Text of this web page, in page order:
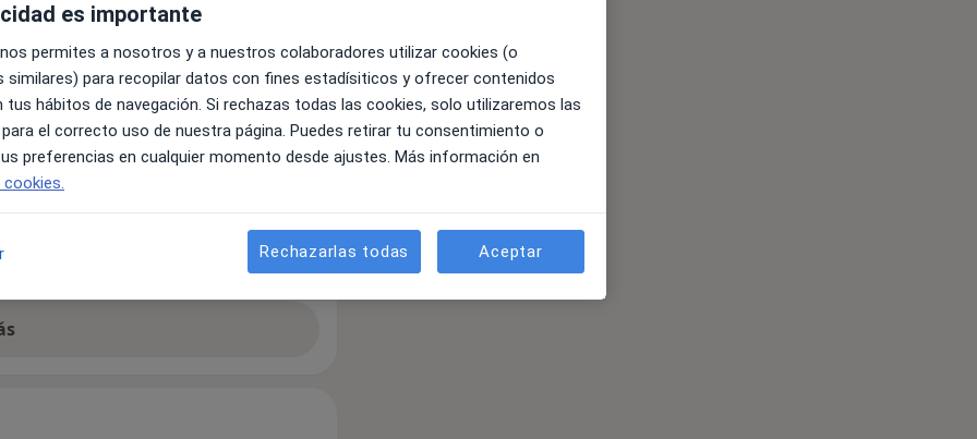
Psiquiatra
Buscar otra especialidad
con un equipo de profesionales
mental.
es importante
permites a nosotros y a nuestros colaboradores utilizar cookies (o
similares) para recopilar datos con fines estadísiticos y ofrecer contenidos
tus hábitos de navegación. Si rechazas todas las cookies, solo utilizaremos las
el correcto uso de nuestra página. Puedes retirar tu consentimiento o
preferencias en cualquier momento desde ajustes. Más información en
Rechazarlas todas Aceptar